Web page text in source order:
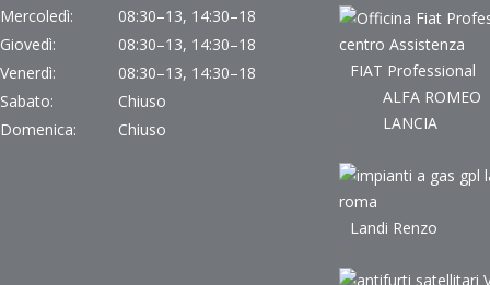
Mercoledì:
08:30–13, 14:30–18
Giovedì:
08:30–13, 14:30–18
Venerdì:
08:30–13, 14:30–18
Sabato:
Chiuso
Domenica:
Chiuso
FIAT Professional
ALFA ROMEO
LANCIA
Landi Renzo